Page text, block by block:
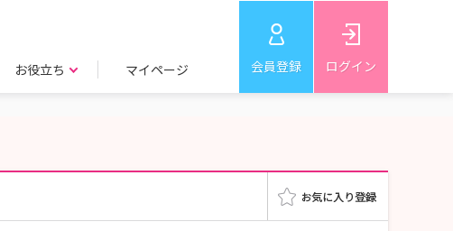
お役立ち マイページ 会員登録 ログイン